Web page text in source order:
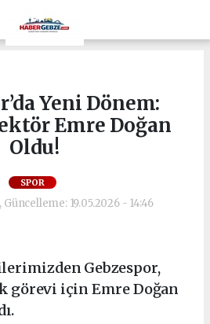
Yeni Dönem:
Emre Doğan
Oldu!
SPOR
Güncelleme: 19.05.2026 - 14:46
Gebzespor,
için Emre Doğan